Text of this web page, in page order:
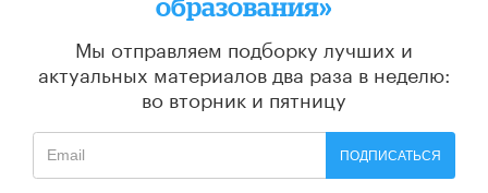
образования»
Мы отправляем подборку лучших и
актуальных материалов два раза в неделю:
во вторник и пятницу
ПОДПИСАТЬСЯ